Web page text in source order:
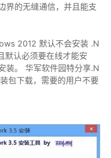
界的无缝通信，并且能支
2012 默认不会安装 .N
认必须要在线才能安
装。 华军软件园特分享.N
包下载，需要的用户不要